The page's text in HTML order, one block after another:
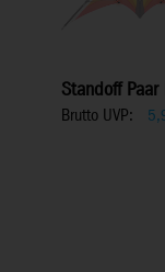
Standoff Paar
Brutto UVP: